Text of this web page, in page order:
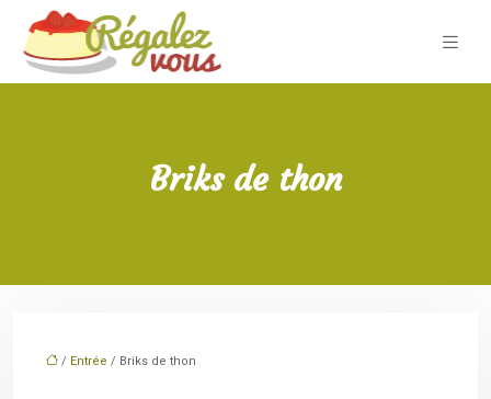
Briks de thon
/ Entrée / Briks de thon